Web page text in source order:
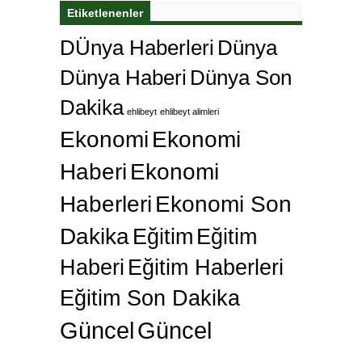
Etiketlenenler
DÜnya Haberleri Dünya
Dünya Haberi Dünya Son
Dakika ehlibeyt ehlibeyt alimleri
Ekonomi Ekonomi
Haberi Ekonomi
Haberleri Ekonomi Son
Dakika Eğitim Eğitim
Haberi Eğitim Haberleri
Eğitim Son Dakika
GüncelGüncel